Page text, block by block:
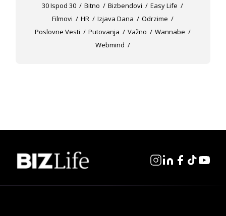
30 Ispod 30 Bitno Bizbendovi
Easy Life
Filmovi
HR Izjava Dana
Odrzime
Poslovne Vesti
Putovanja Važno
Wannabe
Webmind